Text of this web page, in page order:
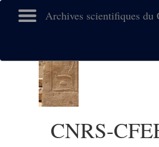
Archives scientifiques du
CNRS-